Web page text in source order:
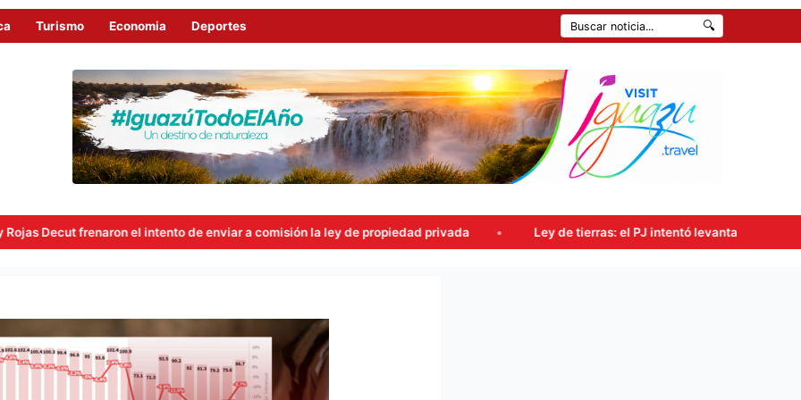
Turismo Economia Deportes 🔍
de enviar a comisión la ley de propiedad privada Ley de tierras: el PJ intentó levantar la sesión, pero el oficialismo